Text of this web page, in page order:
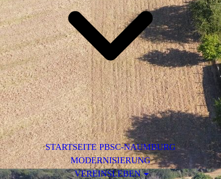
STARTSEITE PBSC-NAUMBURG
MODERNISIERUNG
VEREINSLEBEN